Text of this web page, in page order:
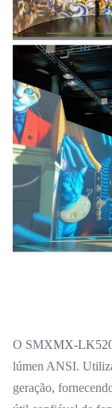
O SMXMX-
lúmen ANSI.
geração,